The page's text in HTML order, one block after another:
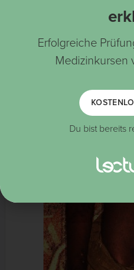
Akute und
Erfolgreiche
Medizinkursen
Du bist bereits